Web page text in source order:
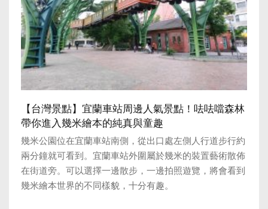
【台灣景點】宜蘭車站周邊人氣景點！呿呿噹森林
帶你進入幾米繪本的純真與童趣
幾米公園位在宜蘭車站南側，從出口處左側人行道步行約
兩分鐘就可看到。宜蘭車站外圍屬於幾米的裝置藝術散佈
在街道旁。可以選擇一邊散步，一邊拍照遊覽，將會看到
幾米繪本世界的不同樣貌，十分有趣。